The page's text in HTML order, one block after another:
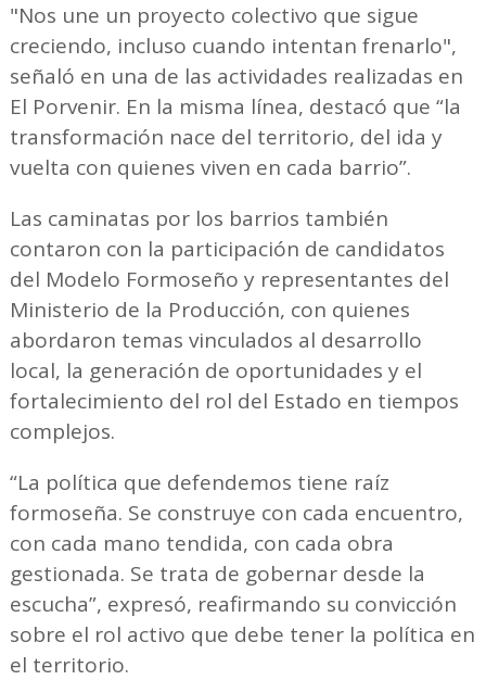
"Nos une un proyecto colectivo que sigue
creciendo, incluso cuando intentan frenarlo",
señaló en una de las actividades realizadas en
El Porvenir. En la misma línea, destacó que “la
transformación nace del territorio, del ida y
vuelta con quienes viven en cada barrio”.
Las caminatas por los barrios también
contaron con la participación de candidatos
del Modelo Formoseño y representantes del
Ministerio de la Producción, con quienes
abordaron temas vinculados al desarrollo
local, la generación de oportunidades y el
fortalecimiento del rol del Estado en tiempos
complejos.
“La política que defendemos tiene raíz
formoseña. Se construye con cada encuentro,
con cada mano tendida, con cada obra
gestionada. Se trata de gobernar desde la
escucha”, expresó, reafirmando su convicción
sobre el rol activo que debe tener la política en
el territorio.